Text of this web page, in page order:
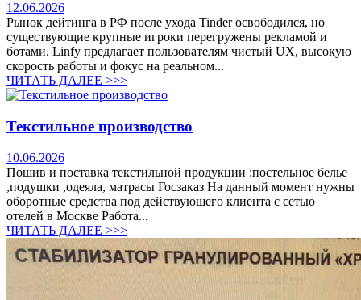
12.06.2026
Рынок дейтинга в РФ после ухода Tinder освободился, но
существующие крупные игроки перегружены рекламой и
ботами. Linfy предлагает пользователям чистый UX, высокую
скорость работы и фокус на реальном...
ЧИТАТЬ ДАЛЕЕ >>>
Текстильное производство
10.06.2026
Пошив и поставка текстильной продукции :постельное белье
,подушки ,одеяла, матрасы Госзаказ На данный момент нужны
оборотные средства под действующего клиента с сетью
отелей в Москве Работа...
ЧИТАТЬ ДАЛЕЕ >>>